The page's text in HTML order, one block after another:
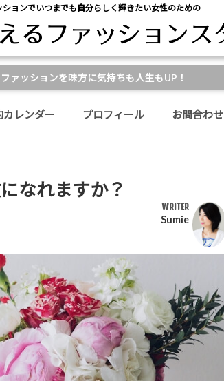
ションでいつまでも自分らしく輝きたい女性のための
ァッションを味方に気持ちも人生もUP！
カレンダー プロフィール お問合わせ
なれますか？
WRITER
Sumie